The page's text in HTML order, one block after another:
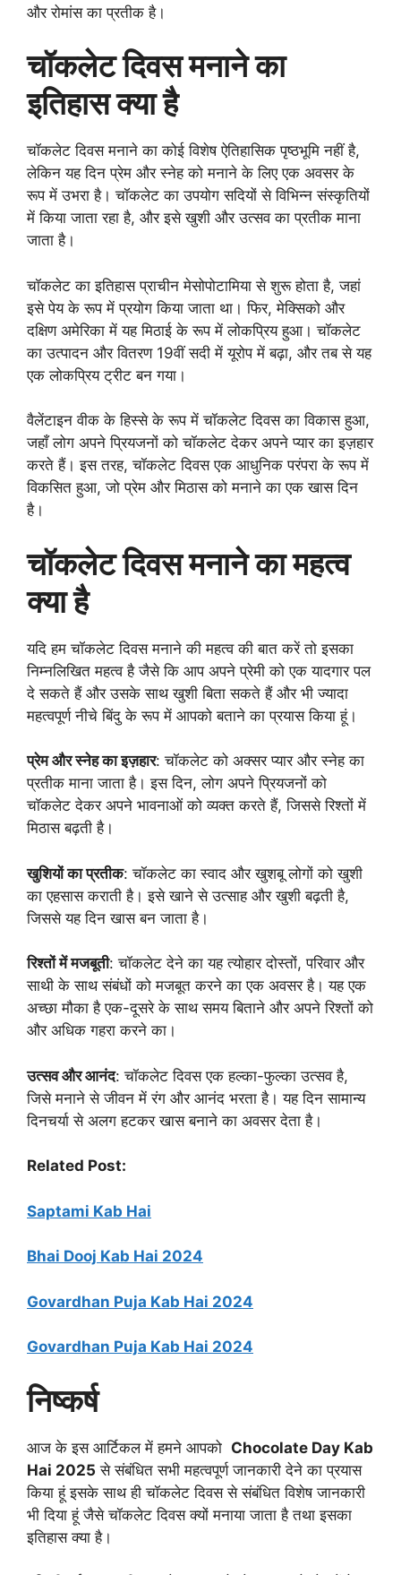
और रोमांस का प्रतीक है।
चॉकलेट दिवस मनाने का
इतिहास क्या है
चॉकलेट दिवस मनाने का कोई विशेष ऐतिहासिक पृष्ठभूमि नहीं है,
लेकिन यह दिन प्रेम और स्नेह को मनाने के लिए एक अवसर के
रूप में उभरा है। चॉकलेट का उपयोग सदियों से विभिन्न संस्कृतियों
में किया जाता रहा है, और इसे खुशी और उत्सव का प्रतीक माना
जाता है।
चॉकलेट का इतिहास प्राचीन मेसोपोटामिया से शुरू होता है, जहां
इसे पेय के रूप में प्रयोग किया जाता था। फिर, मेक्सिको और
दक्षिण अमेरिका में यह मिठाई के रूप में लोकप्रिय हुआ। चॉकलेट
का उत्पादन और वितरण 19वीं सदी में यूरोप में बढ़ा, और तब से यह
एक लोकप्रिय ट्रीट बन गया।
वैलेंटाइन वीक के हिस्से के रूप में चॉकलेट दिवस का विकास हुआ,
जहाँ लोग अपने प्रियजनों को चॉकलेट देकर अपने प्यार का इज़हार
करते हैं। इस तरह, चॉकलेट दिवस एक आधुनिक परंपरा के रूप में
विकसित हुआ, जो प्रेम और मिठास को मनाने का एक खास दिन
है।
चॉकलेट दिवस मनाने का महत्व
क्या है
यदि हम चॉकलेट दिवस मनाने की महत्व की बात करें तो इसका
निम्नलिखित महत्व है जैसे कि आप अपने प्रेमी को एक यादगार पल
दे सकते हैं और उसके साथ खुशी बिता सकते हैं और भी ज्यादा
महत्वपूर्ण नीचे बिंदु के रूप में आपको बताने का प्रयास किया हूं।
प्रेम और स्नेह का इज़हार: चॉकलेट को अक्सर प्यार और स्नेह का
प्रतीक माना जाता है। इस दिन, लोग अपने प्रियजनों को
चॉकलेट देकर अपने भावनाओं को व्यक्त करते हैं, जिससे रिश्तों में
मिठास बढ़ती है।
खुशियों का प्रतीक: चॉकलेट का स्वाद और खुशबू लोगों को खुशी
का एहसास कराती है। इसे खाने से उत्साह और खुशी बढ़ती है,
जिससे यह दिन खास बन जाता है।
रिश्तों में मजबूती: चॉकलेट देने का यह त्योहार दोस्तों, परिवार और
साथी के साथ संबंधों को मजबूत करने का एक अवसर है। यह एक
अच्छा मौका है एक-दूसरे के साथ समय बिताने और अपने रिश्तों को
और अधिक गहरा करने का।
उत्सव और आनंद: चॉकलेट दिवस एक हल्का-फुल्का उत्सव है,
जिसे मनाने से जीवन में रंग और आनंद भरता है। यह दिन सामान्य
दिनचर्या से अलग हटकर खास बनाने का अवसर देता है।
Related Post:
Saptami Kab Hai
Bhai Dooj Kab Hai 2024
Govardhan Puja Kab Hai 2024
Govardhan Puja Kab Hai 2024
निष्कर्ष
आज के इस आर्टिकल में हमने आपको Chocolate Day Kab
Hai 2025 से संबंधित सभी महत्वपूर्ण जानकारी देने का प्रयास
किया हूं इसके साथ ही चॉकलेट दिवस से संबंधित विशेष जानकारी
भी दिया हूं जैसे चॉकलेट दिवस क्यों मनाया जाता है तथा इसका
इतिहास क्या है।